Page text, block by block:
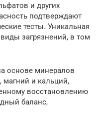
и других
подтверждают
тесты. Уникальная
загрязнений, в том
основе минералов
магний и кальций,
восстановлению
баланс,